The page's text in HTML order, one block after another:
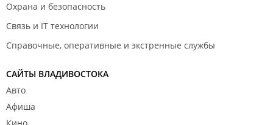
Охрана и безопасность
Связь и IT технологии
Справочные, оперативные и экстренные службы
САЙТЫ ВЛАДИВОСТОКА
Авто
Афиша